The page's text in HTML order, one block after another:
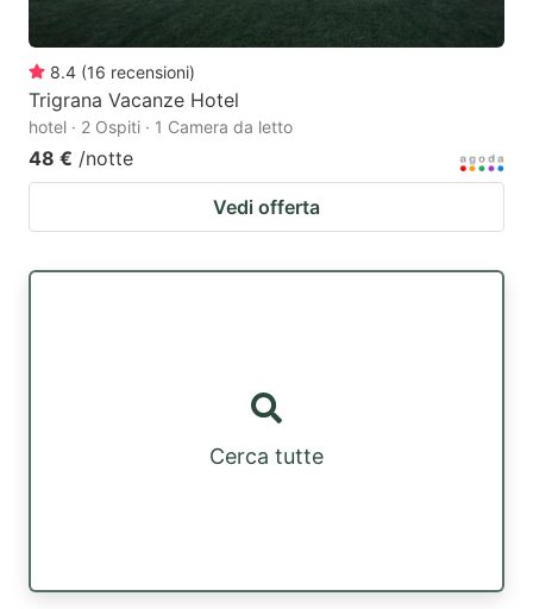
8.4 (16 recensioni)
Trigrana Vacanze Hotel
hotel · 2 Ospiti · 1 Camera da letto
48 € /notte
Vedi offerta
Cerca tutte